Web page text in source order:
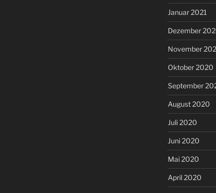
Januar 2021
Dezember
November
Oktober 2020
September
August 2020
Juli 2020
Juni 2020
Mai 2020
April 2020